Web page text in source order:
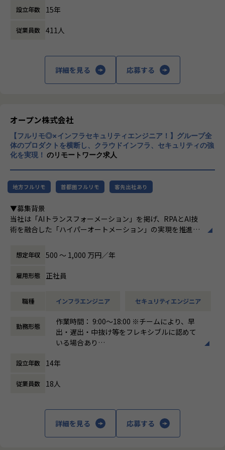
ることがミッションです。
略立案・実行をリードします。
・クラウド型BIプラットフォーム。データの収集から蓄積、
・BuzzというコミュケーションツールやAppsというライト
【組織の特徴・魅力】
・「真のデータドリブンコンサルティング」を体現すべく、
お客様の真のパートナーになることを目標としています。
・プロジェクトベースではなく、お客様ベースで仕事をして
いくため、よりお客様に深く入り込み「伴走型支援」として
お客様のデータ活用を促進させることができる点が醍醐味で
す。
適正に応じて、会社の指示する業務への異動を命じることが
する立場にスコープを拡張しています。
顧客の大半は大手企業となっており、30年以
■Mission：専門性と技術力、高度な分析ノ
ズに応えるため、私たちは「プロフェッショ
ナルサービスの大衆化」をミッションとして
掲げております。高い専門性を持った技術
力、深い経験から得られた多様性のある高度
な分析力をハイクオリティ＆ローコストで提
供することで、企業の競争優位確保に貢献す
ることを私たちは使命としております。
造」を掲げて、理想企業の創造に向け、「社
員全員が燃える会社」を目指しています。理
展する企業です。そして、社員全員が燃え続
ます。お客様に対する長期的な貢献を果たす
設立年数 15年
従業員数 411人
詳細を見る 応募する
オープン株式会社
【フルリモ◎×インフラセキュリティエンジニア！】グループ全
体のプロダクトを横断し、クラウドインフラ、セキュリティの強
化を実現！ のリモートワーク求人
地方フルリモ 首都圏フルリモ 客先出社あり
▼募集背景
当社は「AIトランスフォーメーション」を掲げ、RPAとAI技
術を融合した「ハイパーオートメーション」の実現を推進し
支えるインフラ基盤・セキュリティ統制・監視体制を全社横
断で整備・強化していくフェーズにあります。
現在、一部プロダクトのAWSからGoogle Cloud への移行を
はじめ、各プロダクトの脆弱性対応やセキュリティガバナン
かつスケーラブルに進化させる中核メンバーを求めていま
▼求める人物像
「一流であれ」「自ら仕掛ける」「ヒトをつくる」「本気を
複数プロダクトを横断し、当事者意識を持って課題を完遂で
未整備の課題を自ら発見し、仕組みとして解決することにや
ポジションの魅力
全社の技術基盤を「設計する」立場
特定プロダクトの運用担当ではなく、オープングループ全体
のインフラ・セキュリティ・監視の標準を自ら定義していく
想定年収 500 〜 1,000 万円／年
雇用形態 正社員
職種 インフラエンジニア セキュリティエンジニア
勤務形態
作業時間： 9:00〜18:00 ※チームにより、早
出・遅出・中抜け等をフレキシブルに認めて
いる場合あり
時など）
休憩時間： 60分
設立年数 14年
従業員数 18人
詳細を見る 応募する